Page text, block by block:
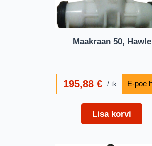
Maakraan 50, Hawle
195,88€ tk
Lisa korvi